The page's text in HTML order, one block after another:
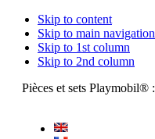
Skip to content
Skip to main navigation
Skip to 1st column
Skip to 2nd column
Pièces et sets Playmobil® :